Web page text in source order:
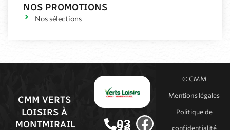
NOS PROMOTIONS
Nos sélections
CMM VERTS
LOISIRS À
MONTMIRAIL
03
© CMM
Mentions légales
Politique de
confidentialité